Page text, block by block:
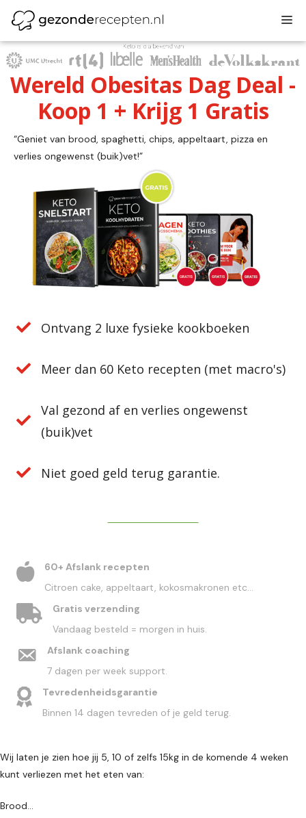
naar
de
inhoud
Wereld Obesitas Dag Deal -
Koop 1 + Krijg 1 Gratis
“Geniet van brood, spaghetti, chips, appeltaart, pizza en
verlies ongewenst (buik)vet!”
Ontvang 2 luxe fysieke kookboeken
Meer dan 60 Keto recepten (met macro's)
Val gezond af en verlies ongewenst
(buik)vet
Niet goed geld terug garantie.
60+ Afslank recepten
Citroen cake, appeltaart, kokosmakronen etc...
Gratis verzending
Vandaag besteld = morgen in huis.
Afslank coaching
7 dagen per week support.
Tevredenheidsgarantie
Binnen 14 dagen tevreden of je geld terug.
Wij laten je zien hoe jij 5, 10 of zelfs 15kg in de komende 4 weken
kunt verliezen met het eten van:
Brood…